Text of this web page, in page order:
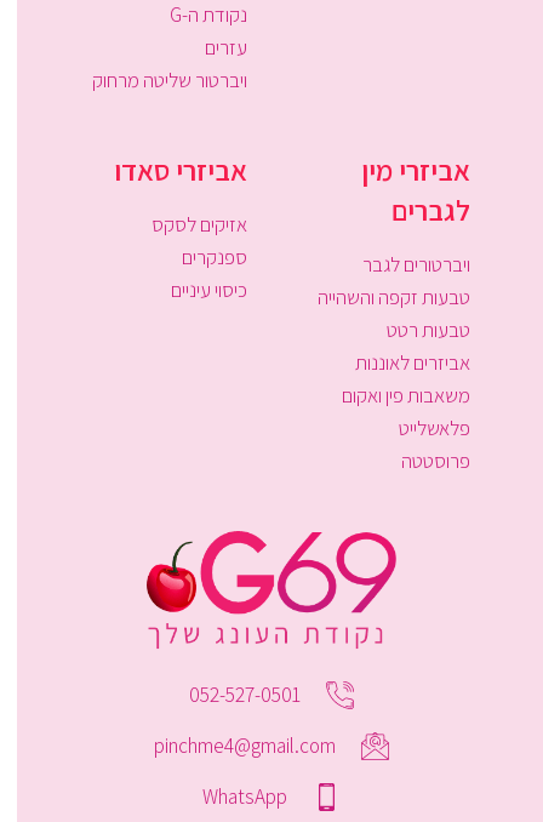
נקודת ה-G
עזרים
ויברטור שליטה מרחוק
אביזרי מין
לגברים
ויברטורים לגבר
טבעות זקפה והשהייה
טבעות רטט
אביזרים לאוננות
משאבות פין ואקום
פלאשלייט
פרוסטטה
אביזרי סאדו
אזיקים לסקס
ספנקרים
כיסוי עיניים
052-527-0501
pinchme4@gmail.com
WhatsApp